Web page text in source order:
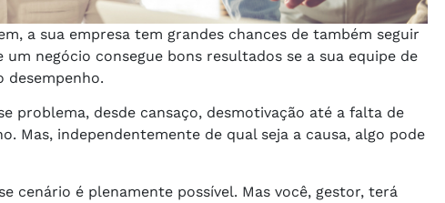
a sua empresa tem grandes chances de também seguir
negócio consegue bons resultados se a sua equipe de
desempenho.
problema, desde cansaço, desmotivação até a falta de
Mas, independentemente de qual seja a causa, algo pode
cenário é plenamente possível. Mas você, gestor, terá